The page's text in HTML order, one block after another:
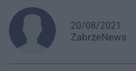
20/08/2021
ZabrzeNews